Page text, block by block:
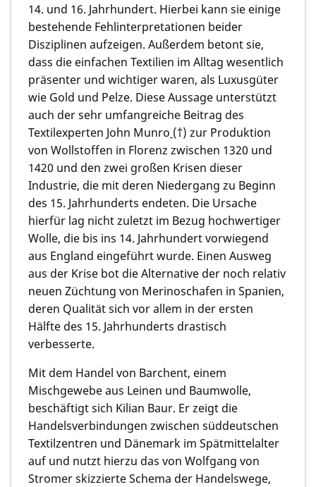
14. und 16. Jahrhundert. Hierbei kann sie einige
bestehende Fehlinterpretationen beider
Disziplinen aufzeigen. Außerdem betont sie,
dass die einfachen Textilien im Alltag wesentlich
präsenter und wichtiger waren, als Luxusgüter
wie Gold und Pelze. Diese Aussage unterstützt
auch der sehr umfangreiche Beitrag des
Textilexperten John Munro (†) zur Produktion
von Wollstoffen in Florenz zwischen 1320 und
1420 und den zwei großen Krisen dieser
Industrie, die mit deren Niedergang zu Beginn
des 15. Jahrhunderts endeten. Die Ursache
hierfür lag nicht zuletzt im Bezug hochwertiger
Wolle, die bis ins 14. Jahrhundert vorwiegend
aus England eingeführt wurde. Einen Ausweg
aus der Krise bot die Alternative der noch relativ
neuen Züchtung von Merinoschafen in Spanien,
deren Qualität sich vor allem in der ersten
Hälfte des 15. Jahrhunderts drastisch
verbesserte.
Mit dem Handel von Barchent, einem
Mischgewebe aus Leinen und Baumwolle,
beschäftigt sich Kilian Baur. Er zeigt die
Handelsverbindungen zwischen süddeutschen
Textilzentren und Dänemark im Spätmittelalter
auf und nutzt hierzu das von Wolfgang von
Stromer skizzierte Schema der Handelswege,